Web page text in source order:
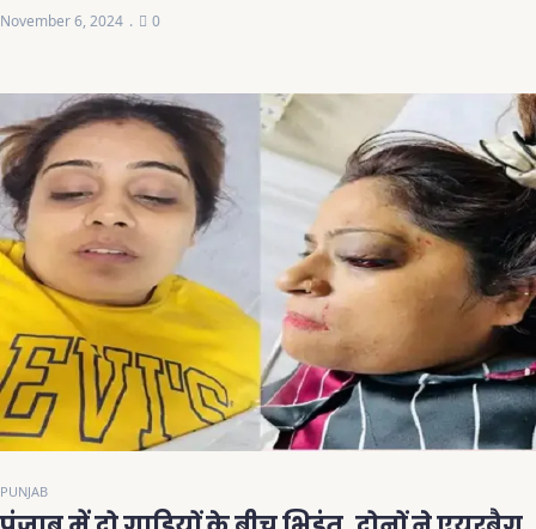
November 6, 2024 0
PUNJAB